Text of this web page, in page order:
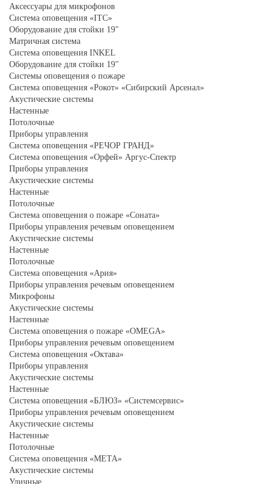
Аксессуары для микрофонов
Система оповещения «ITC»
Оборудование для стойки 19"
Матричная система
Система оповещения INKEL
Оборудование для стойки 19"
Системы оповещения о пожаре
Система оповещения «Рокот» «Сибирский Арсенал»
Акустические системы
Настенные
Потолочные
Приборы управления
Система оповещения «РЕЧОР ГРАНД»
Система оповещения «Орфей» Аргус-Спектр
Приборы управления
Акустические системы
Настенные
Потолочные
Система оповещения о пожаре «Соната»
Приборы управления речевым оповещением
Акустические системы
Настенные
Потолочные
Система оповещения «Ария»
Приборы управления речевым оповещением
Микрофоны
Акустические системы
Настенные
Система оповещения о пожаре «OMEGA»
Приборы управления речевым оповещением
Система оповещения «Октава»
Приборы управления
Акустические системы
Настенные
Система оповещения «БЛЮЗ» «Системсервис»
Приборы управления речевым оповещением
Акустические системы
Настенные
Потолочные
Система оповещения «МЕТА»
Акустические системы
Уличные